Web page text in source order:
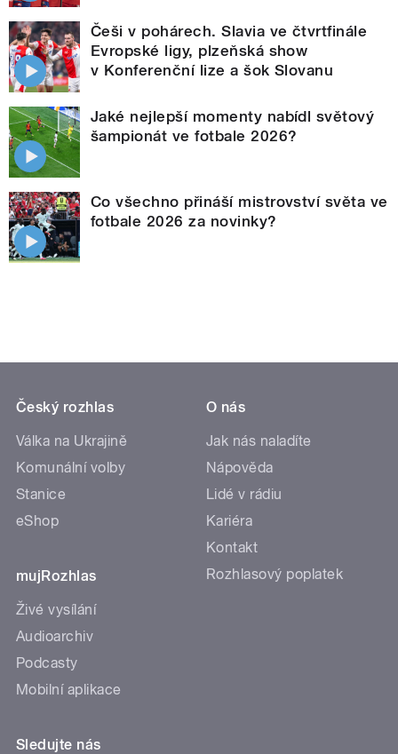
Češi v pohárech. Slavia ve čtvrtfinále
Evropské ligy, plzeňská show
v Konferenční lize a šok Slovanu
Jaké nejlepší momenty nabídl světový
šampionát ve fotbale 2026?
Co všechno přináší mistrovství světa ve
fotbale 2026 za novinky?
Český rozhlas
Válka na Ukrajině
Komunální volby
Stanice
eShop
mujRozhlas
Živé vysílání
Audioarchiv
Podcasty
Mobilní aplikace
O nás
Jak nás naladíte
Nápověda
Lidé v rádiu
Kariéra
Kontakt
Rozhlasový poplatek
Sledujte nás